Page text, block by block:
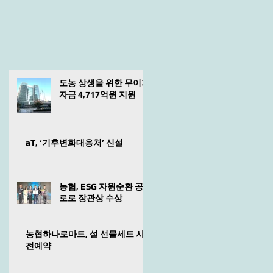
도농 상생을 위한 무이자
자금 4,717억원 지원
aT, ‘기후변화대응처’ 신설
농협, ESG 자원순환 공
로로 장관상 수상
농협하나로마트, 설 선물세트 사
전예약